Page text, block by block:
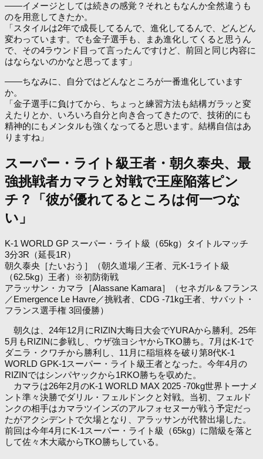
――イメージとしては続きの感覚？それともなんか全然違うも
のを用意してきたか。
「スタイルは2年で成長してるんで、進化してるんで、どんどん
変わっています。でも金子選手も、まあ進化してくると思うん
で、その4ラウンド目って言ったんですけど、前回と同じ内容に
はならないのかなと思ってます」
――ちなみに、自分ではどんなところが一番進化しています
か。
「金子選手に負けてから、ちょっと練習方法も結構ガラッと変
えたりとか、いろいろ自分と向き合ってきたので、技術的にも
精神的にもメンタルも強くなってると思います。結構自信はあ
りますね」
スーパー・ライト級王者・朝久泰央、最
強挑戦者カマラと対戦で王座陥落ピン
チ？「彼が優れてるところは何一つな
い」
K-1 WORLD GP スーパー・ライト級（65kg）タイトルマッチ
3分3R（延長1R）
朝久泰央［たいおう］（朝久道場／王者、元K-1ライト級
（62.5kg）王者）※初防衛戦
アラッサン・カマラ［Alassane Kamara］（セネガル＆フランス
／Emergence Le Havre／挑戦者、CDG -71kg王者、サバット・
フランス選手権 3回優勝）
朝久は、24年12月にRIZIN大晦日大会でYURAから勝利。25年
5月もRIZINに参戦し、ウザ強ヨシヤからTKO勝ち。7月はK-1で
ダニラ・クワチから勝利し、11月に稲垣柊を破り第8代K-1
WORLD GPK-1スーパー・ライト級王者となった。今年4月の
RIZINではシンパヤックから1RKO勝ちを収めた。
カマラは26年2月のK-1 WORLD MAX 2025 -70kg世界トーナメ
ント準々決勝でダリル・フェルドンクと対戦。当初、フェルド
ンクの相手はカマラツインズのアルフォセヌーが戦う予定だっ
たがアクシデントで欠場となり、アラッサンが代替出場した。
前回は今年4月にK-1スーパー・ライト級（65kg）に階級を落と
して佐々木大蔵からTKO勝ちしている。